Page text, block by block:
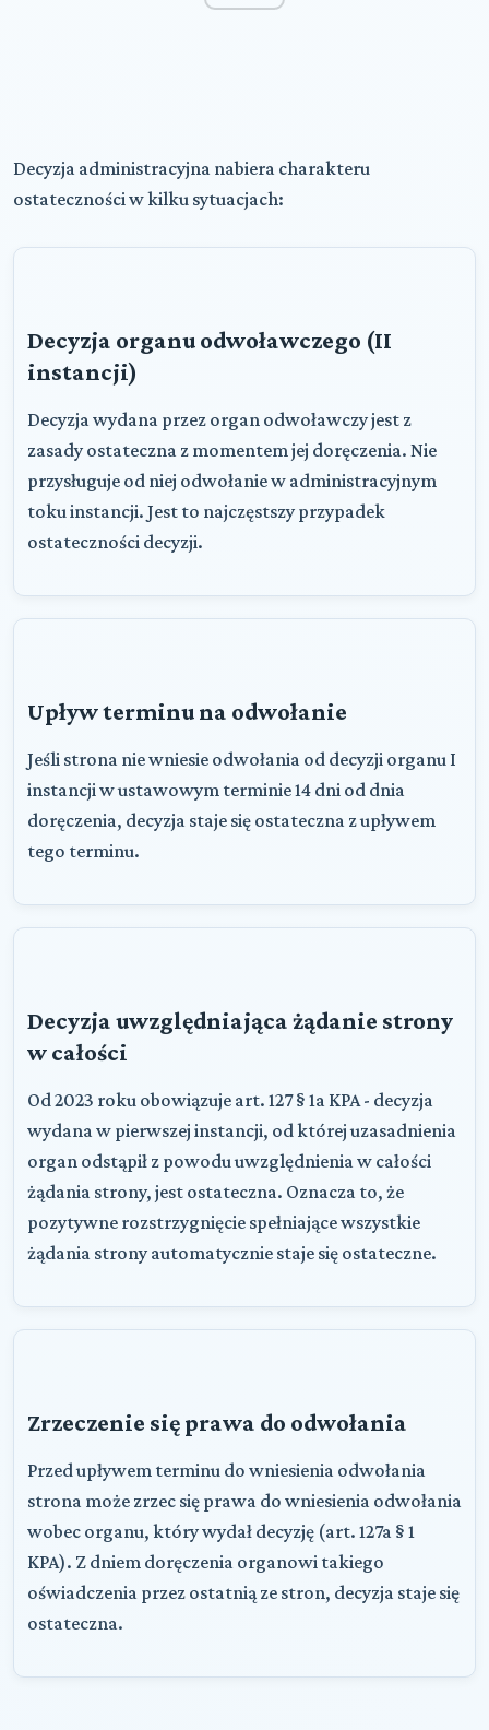
Decyzja administracyjna nabiera charakteru
ostateczności w kilku sytuacjach:
Decyzja organu odwoławczego (II
instancji)
Decyzja wydana przez organ odwoławczy jest z
zasady ostateczna z momentem jej doręczenia. Nie
przysługuje od niej odwołanie w administracyjnym
toku instancji. Jest to najczęstszy przypadek
ostateczności decyzji.
Upływ terminu na odwołanie
Jeśli strona nie wniesie odwołania od decyzji organu I
instancji w ustawowym terminie 14 dni od dnia
doręczenia, decyzja staje się ostateczna z upływem
tego terminu.
Decyzja uwzględniająca żądanie strony
w całości
Od 2023 roku obowiązuje art. 127 § 1a KPA - decyzja
wydana w pierwszej instancji, od której uzasadnienia
organ odstąpił z powodu uwzględnienia w całości
żądania strony, jest ostateczna. Oznacza to, że
pozytywne rozstrzygnięcie spełniające wszystkie
żądania strony automatycznie staje się ostateczne.
Zrzeczenie się prawa do odwołania
Przed upływem terminu do wniesienia odwołania
strona może zrzec się prawa do wniesienia odwołania
wobec organu, który wydał decyzję (art. 127a § 1
KPA). Z dniem doręczenia organowi takiego
oświadczenia przez ostatnią ze stron, decyzja staje się
ostateczna.